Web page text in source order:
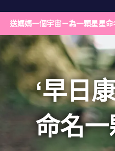
送媽媽一個宇宙－為一顆星星命
‘早日
命名一